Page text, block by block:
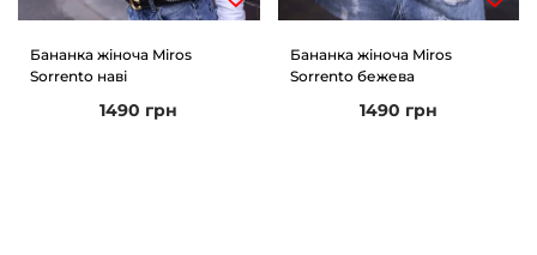
Бананка жіноча Miros
Sorrento наві
1490 грн
Бананка жіноча Miros
Sorrento бежева
1490 грн